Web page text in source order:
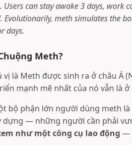
can stay awake 3 days, work
meth simulates the
days.
Meth?
là Meth được sinh ra ở châu Á
mạnh mẽ nhất của nó vẫn là ở
bộ phận lớn người dùng meth
dựng — những người cần phải
như một công cụ lao động —